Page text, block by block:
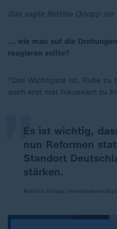
Das sagte Bettina Orlopp zur
... wie man auf die
reagieren sollte?
"Das Wichtigste ist, Ruhe zu
auch erst mal fokussiert zu
Es ist wichtig,
nun Reformen
Standort
stärken.
„